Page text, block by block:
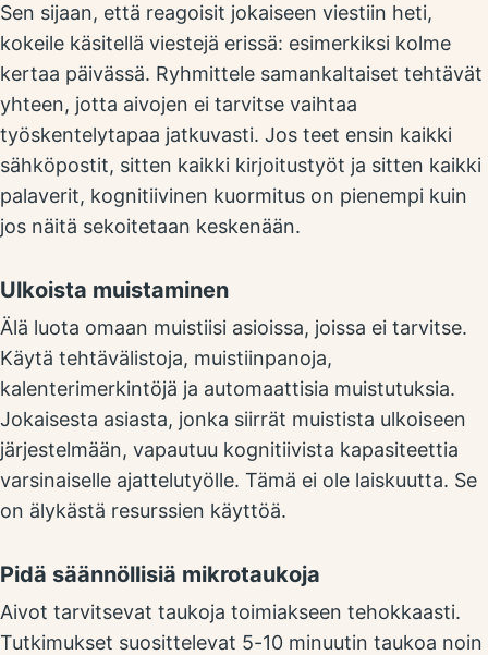
Sen sijaan, että reagoisit jokaiseen viestiin heti,
kokeile käsitellä viestejä erissä: esimerkiksi kolme
kertaa päivässä. Ryhmittele samankaltaiset tehtävät
yhteen, jotta aivojen ei tarvitse vaihtaa
työskentelytapaa jatkuvasti. Jos teet ensin kaikki
sähköpostit, sitten kaikki kirjoitustyöt ja sitten kaikki
palaverit, kognitiivinen kuormitus on pienempi kuin
jos näitä sekoitetaan keskenään.
Ulkoista muistaminen
Älä luota omaan muistiisi asioissa, joissa ei tarvitse.
Käytä tehtävälistoja, muistiinpanoja,
kalenterimerkintöjä ja automaattisia muistutuksia.
Jokaisesta asiasta, jonka siirrät muistista ulkoiseen
järjestelmään, vapautuu kognitiivista kapasiteettia
varsinaiselle ajattelutyölle. Tämä ei ole laiskuutta. Se
on älykästä resurssien käyttöä.
Pidä säännöllisiä mikrotaukoja
Aivot tarvitsevat taukoja toimiakseen tehokkaasti.
Tutkimukset suosittelevat 5-10 minuutin taukoa noin